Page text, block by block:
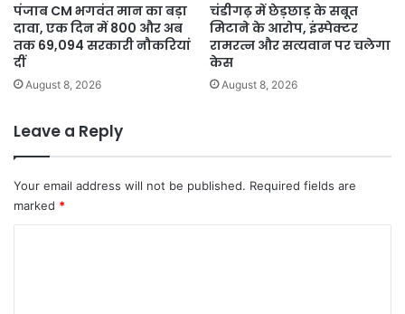
पंजाब CM भगवंत मान का बड़ा
दावा, एक दिन में 800 और अब
तक 69,094 सरकारी नौकरियां
दीं
August 8, 2026
चंडीगढ़ में छेड़छाड़ के सबूत
मिटाने के आरोप, इंस्पेक्टर
रामरत्न और सत्यवान पर चलेगा
केस
August 8, 2026
Leave a Reply
Your email address will not be published. Required fields are
marked *